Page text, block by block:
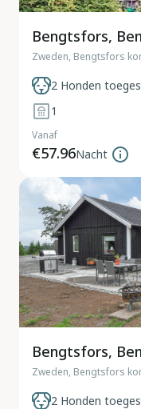
Bengtsfors,
Zweden, Bengtsfors
2 Honden
1
Vanaf
€57.96Nacht
Bengtsfors,
Zweden, Bengtsfors
2 Honden